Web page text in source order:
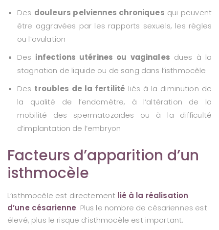
Des douleurs pelviennes chroniques qui peuvent
être aggravées par les rapports sexuels, les règles
ou l’ovulation
Des infections utérines ou vaginales dues à la
stagnation de liquide ou de sang dans l’isthmocèle
Des troubles de la fertilité liés à la diminution de
la qualité de l’endomètre, à l’altération de la
mobilité des spermatozoïdes ou à la difficulté
d’implantation de l’embryon
Facteurs d’apparition d’un
isthmocèle
L’isthmocèle est directement lié à la réalisation
d’une césarienne. Plus le nombre de césariennes est
élevé, plus le risque d’isthmocèle est important.